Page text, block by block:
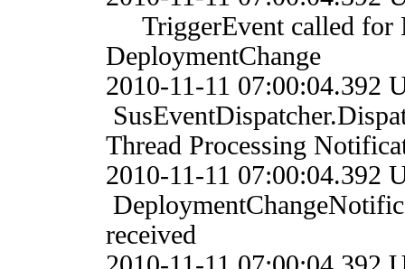
TriggerEvent called for
DeploymentChange
2010-11-11
Thread Processing
2010-11-11
received